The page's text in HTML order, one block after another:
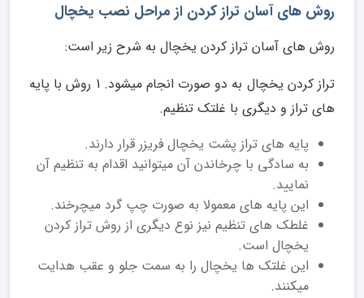
روش های آسان تراز کردن از مراحل نصب یخچال
روش های آسان تراز کردن یخچال به شرح زیر است:
تراز کردن یخچال به دو صورت انجام میشود. 1 روش با پایه
های تراز و دیگری با غلتک تنظیم.
پایه های تراز پشت یخچال فریزر قرار دارند.
به سادگی با چرخاندن آن میتوانید اقدام به تنظیم آن
نمایید.
این پایه های معمولا به صورت چپ گرد میچرخند.
غلطک های تنظیم نیز نوع دیگری از روش تراز کردن
یخچال است.
این غلتک ها یخچال را به سمت جلو و عقب هدایت
میکنند.